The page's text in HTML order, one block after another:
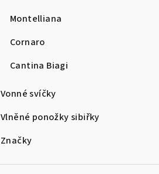
Montelliana
Cornaro
Cantina Biagi
Vonné svíčky
Vlněné ponožky sibiřky
Značky